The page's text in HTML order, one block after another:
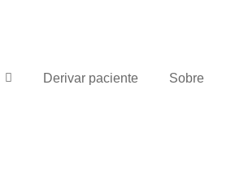
Derivar paciente Sobre